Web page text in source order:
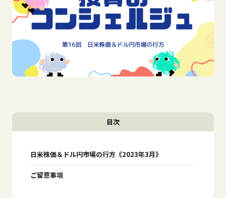
目次
日米株価＆ドル円市場の行方《2023年3月》
ご留意事項